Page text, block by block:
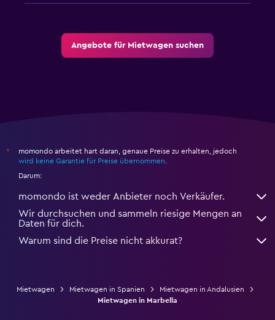
Angebote für Mietwagen suchen
*
momondo arbeitet hart daran, genaue Preise zu erhalten, jedoch
wird keine Garantie für Preise übernommen
Darum:
momondo ist weder Anbieter noch Verkäufer.
Wir durchsuchen und sammeln riesige Mengen an
Daten für dich.
Warum sind die Preise nicht akkurat?
Mietwagen Mietwagen in Spanien
Mietwagen in Andalusien
Mietwagen in Marbella